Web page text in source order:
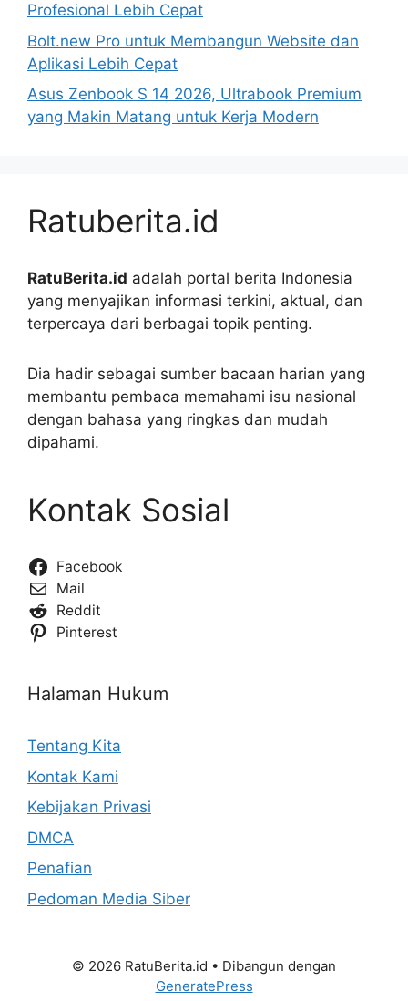
Profesional Lebih Cepat
Bolt.new Pro untuk Membangun Website dan
Aplikasi Lebih Cepat
Asus Zenbook S 14 2026, Ultrabook Premium
yang Makin Matang untuk Kerja Modern
Ratuberita.id
RatuBerita.id adalah portal berita Indonesia
yang menyajikan informasi terkini, aktual, dan
terpercaya dari berbagai topik penting.
Dia hadir sebagai sumber bacaan harian yang
membantu pembaca memahami isu nasional
dengan bahasa yang ringkas dan mudah
dipahami.
Kontak Sosial
Facebook
Mail
Reddit
Pinterest
Halaman Hukum
Tentang Kita
Kontak Kami
Kebijakan Privasi
DMCA
Penafian
Pedoman Media Siber
© 2026 RatuBerita.id • Dibangun dengan
GeneratePress